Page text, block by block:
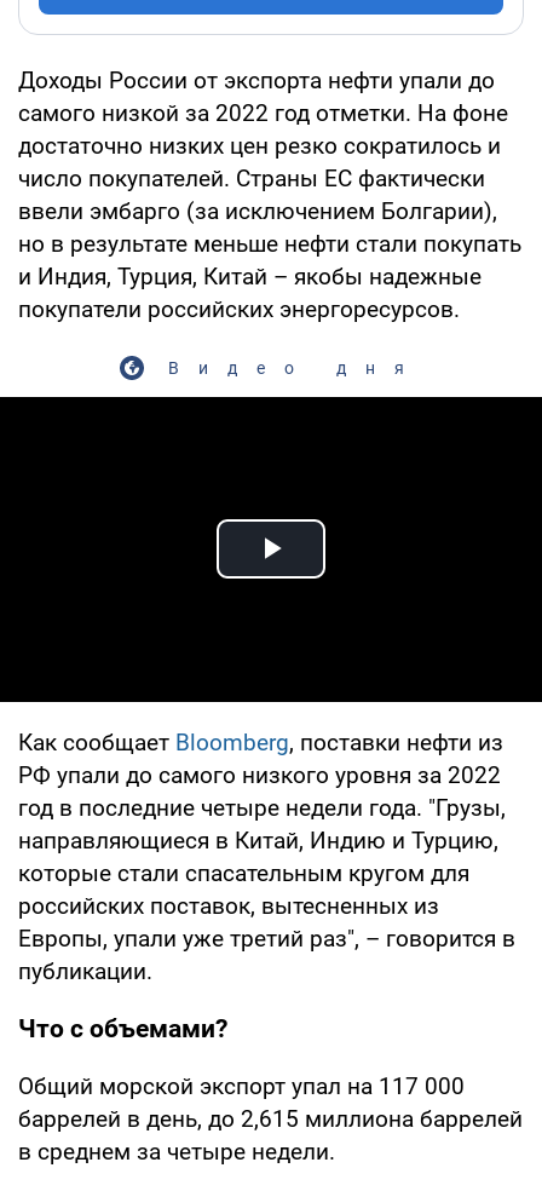
Доходы России от экспорта нефти упали до
самого низкой за 2022 год отметки. На фоне
достаточно низких цен резко сократилось и
число покупателей. Страны ЕС фактически
ввели эмбарго (за исключением Болгарии),
но в результате меньше нефти стали покупать
и Индия, Турция, Китай – якобы надежные
покупатели российских энергоресурсов.
Видео дня
Play Video
Как сообщает Bloomberg, поставки нефти из
РФ упали до самого низкого уровня за 2022
год в последние четыре недели года. "Грузы,
направляющиеся в Китай, Индию и Турцию,
которые стали спасательным кругом для
российских поставок, вытесненных из
Европы, упали уже третий раз", – говорится в
публикации.
Что с объемами?
Общий морской экспорт упал на 117 000
баррелей в день, до 2,615 миллиона баррелей
в среднем за четыре недели.